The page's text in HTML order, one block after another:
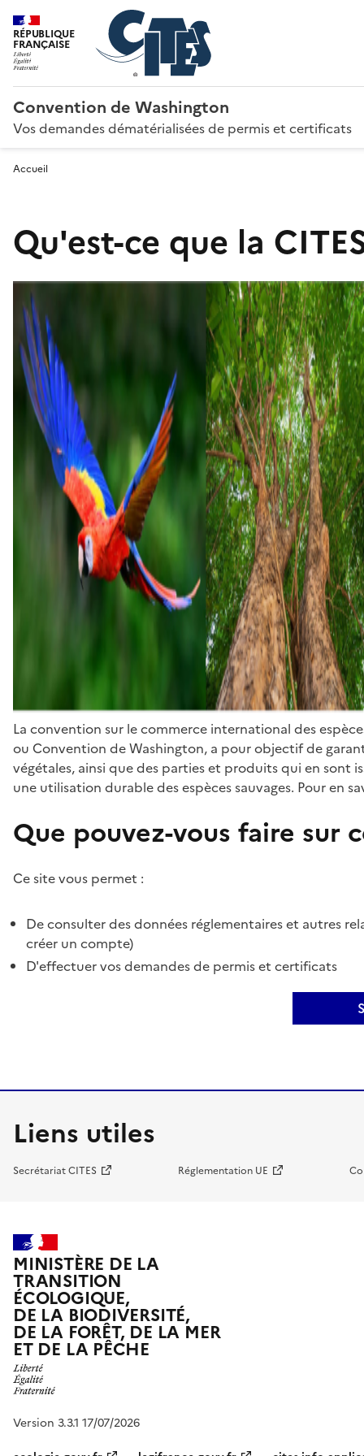
RÉPUBLIQUE
FRANÇAISE
Convention de Washington
Vos demandes dématérialisées de permis et certificats
Accueil
Qu'est-ce que la
La convention sur le commerce international des
ou Convention de Washington, a pour objectif de
végétales, ainsi que des parties et produits qui en sont
une utilisation durable des espèces sauvages. Pour en
Que pouvez-vous faire sur
Ce site vous permet :
De consulter des données réglementaires et autres
créer un compte)
D'effectuer vos demandes de permis et certificats
Liens utiles
Secrétariat CITES Réglementation UE
MINISTÈRE DE LA
TRANSITION
ÉCOLOGIQUE,
DE LA BIODIVERSITÉ,
DE LA FORÊT, DE LA MER
ET DE LA PÊCHE
Version 3.3.1 17/07/2026